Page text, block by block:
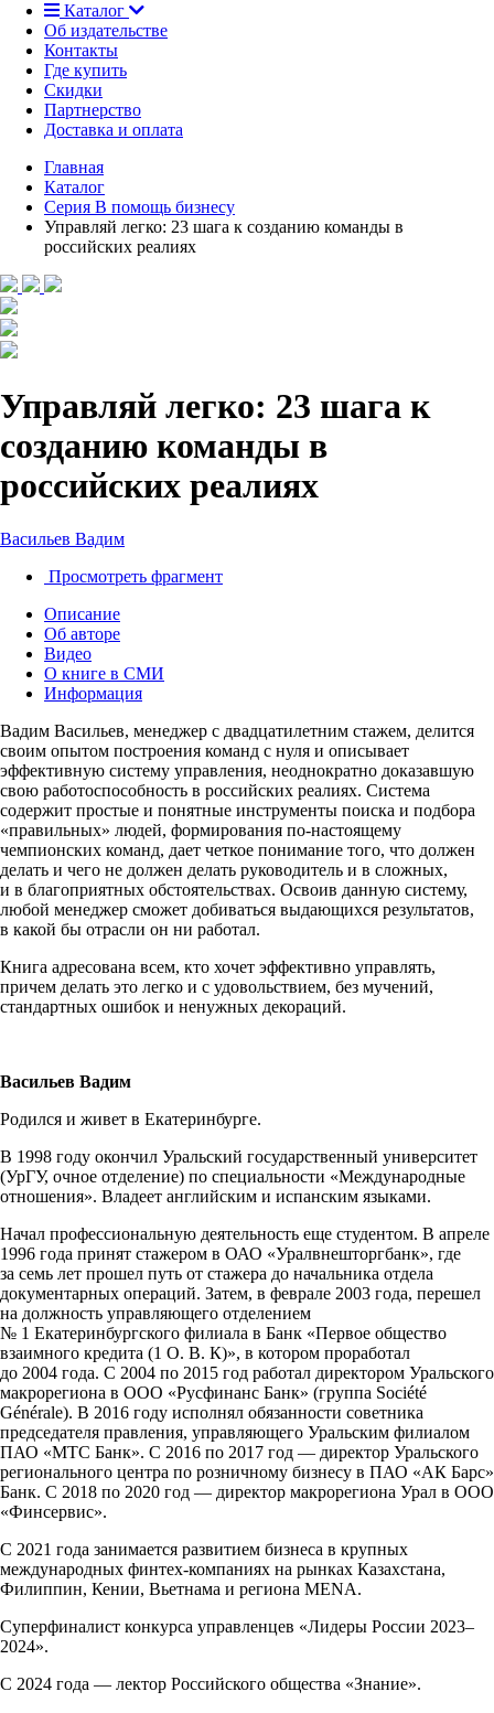
Каталог
Об издательстве
Контакты
Где купить
Скидки
Партнерство
Доставка и оплата
Главная
Каталог
Серия В помощь бизнесу
Управляй легко: 23 шага к созданию команды в
российских реалиях
Управляй легко: 23 шага к
созданию команды в
российских реалиях
Васильев Вадим
Просмотреть фрагмент
Описание
Об авторе
Видео
О книге в СМИ
Информация
Вадим Васильев, менеджер с двадцатилетним стажем, делится
своим опытом построения команд с нуля и описывает
эффективную систему управления, неоднократно доказавшую
свою работоспособность в российских реалиях. Система
содержит простые и понятные инструменты поиска и подбора
«правильных» людей, формирования по-настоящему
чемпионских команд, дает четкое понимание того, что должен
делать и чего не должен делать руководитель и в сложных,
и в благоприятных обстоятельствах. Освоив данную систему,
любой менеджер сможет добиваться выдающихся результатов,
в какой бы отрасли он ни работал.
Книга адресована всем, кто хочет эффективно управлять,
причем делать это легко и с удовольствием, без мучений,
стандартных ошибок и ненужных декораций.
Васильев Вадим
Родился и живет в Екатеринбурге.
В 1998 году окончил Уральский государственный университет
(УрГУ, очное отделение) по специальности «Международные
отношения». Владеет английским и испанским языками.
Начал профессиональную деятельность еще студентом. В апреле
1996 года принят стажером в ОАО «Уралвнешторгбанк», где
за семь лет прошел путь от стажера до начальника отдела
документарных операций. Затем, в феврале 2003 года, перешел
на должность управляющего отделением
№ 1 Екатеринбургского филиала в Банк «Первое общество
взаимного кредита (1 О. В. К)», в котором проработал
до 2004 года. С 2004 по 2015 год работал директором Уральского
макрорегиона в ООО «Русфинанс Банк» (группа Société
Générale). В 2016 году исполнял обязанности советника
председателя правления, управляющего Уральским филиалом
ПАО «МТС Банк». С 2016 по 2017 год — директор Уральского
регионального центра по розничному бизнесу в ПАО «АК Барс»
Банк. С 2018 по 2020 год — директор макрорегиона Урал в ООО
«Финсервис».
С 2021 года занимается развитием бизнеса в крупных
международных финтех-компаниях на рынках Казахстана,
Филиппин, Кении, Вьетнама и региона MENA.
Суперфиналист конкурса управленцев «Лидеры России 2023–
2024».
С 2024 года — лектор Российского общества «Знание».